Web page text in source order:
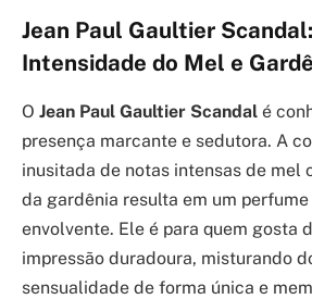
Jean Paul Gaultier
Intensidade do Mel e
O Jean Paul Gaultier Scandal é
presença marcante e sedutora. A
inusitada de notas intensas de mel
da gardênia resulta em um perfume
envolvente. Ele é para quem gosta
impressão duradoura, misturando
sensualidade de forma única e